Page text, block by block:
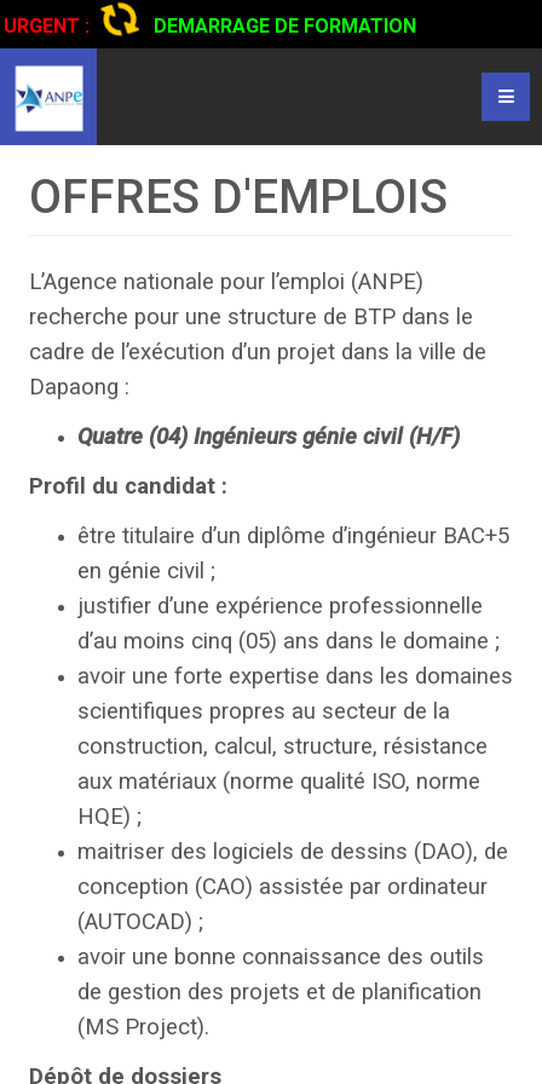
URGENT :
DEMARRAGE DE FORMATION
CERTIFIANTE EN CONDUITE DE CAMIONS...CLIQUER POUR
LIRE
OFFRES D'EMPLOIS
L’Agence nationale pour l’emploi (ANPE)
recherche pour une structure de BTP dans le
cadre de l’exécution d’un projet dans la ville de
Dapaong :
Quatre (04) Ingénieurs génie civil (H/F)
Profil du candidat :
être titulaire d’un diplôme d’ingénieur BAC+5
en génie civil ;
justifier d’une expérience professionnelle
d’au moins cinq (05) ans dans le domaine ;
avoir une forte expertise dans les domaines
scientifiques propres au secteur de la
construction, calcul, structure, résistance
aux matériaux (norme qualité ISO, norme
HQE) ;
maitriser des logiciels de dessins (DAO), de
conception (CAO) assistée par ordinateur
(AUTOCAD) ;
avoir une bonne connaissance des outils
de gestion des projets et de planification
(MS Project).
Dépôt de dossiers